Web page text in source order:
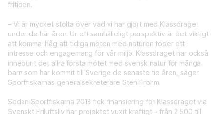
fritiden.
– Vi är mycket stolta över vad vi har gjort med Klassdraget
under de här åren. Ur ett samhälleligt perspektiv är det viktigt
att komma ihåg att tidiga möten med naturen föder ett
intresse och engagemang för vår miljö. Klassdraget har också
inneburit det allra första mötet med svensk natur för många
barn som har kommit till Sverige de senaste tio åren, säger
Sportfiskarnas generalsekreterare Sten Frohm.
Sedan Sportfiskarna 2013 fick finansiering för Klassdraget via
Svenskt Friluftsliv har projektet vuxit kraftigt – från 2 500 till